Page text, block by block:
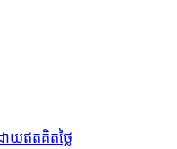
យឥតគិតថ្លៃ